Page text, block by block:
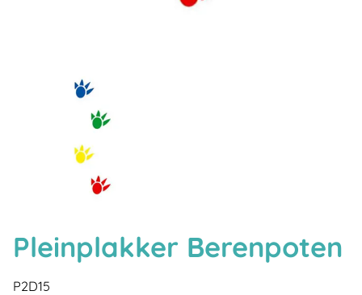
Pleinplakker Berenpoten
P2D15